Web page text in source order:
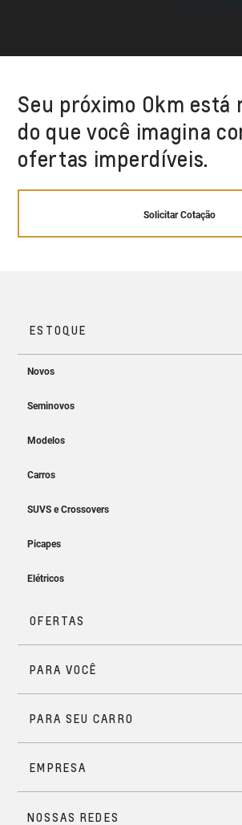
Seu próximo 0km está
do que você imagina
ofertas imperdíveis.
Solicitar Cotação